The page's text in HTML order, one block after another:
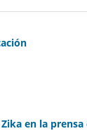
en la prensa